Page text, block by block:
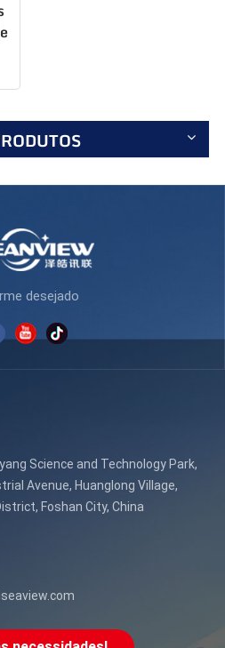
desejado
Science and Technology Park,
Avenue, Huanglong Village,
Foshan City, China